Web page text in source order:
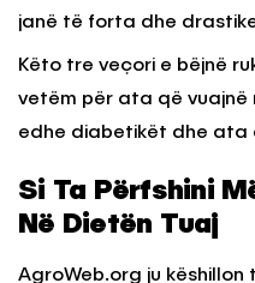
janë të forta dhe
Këto tre veçori e bëjnë
vetëm për ata që vuajnë
edhe diabetikët dhe ata
Si Ta Përfshini
Në Dietën Tuaj
AgroWeb.org ju